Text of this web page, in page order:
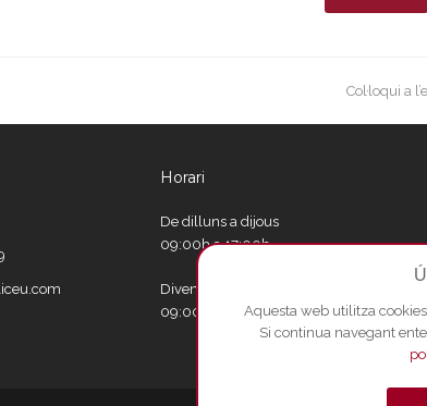
next
Col·loqui a
Horari
De dilluns a dijous
09:00h a 17:00h
Divendres
09:00h a 15:00hAquesta web utilitza
Si continua navegant